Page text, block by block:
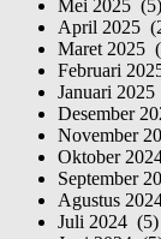
Mei 2025 (5)
April 2025
Maret 2025
Februari
Januari
Desember
November
Oktober
September
Agustus
Juli 2024 (5)